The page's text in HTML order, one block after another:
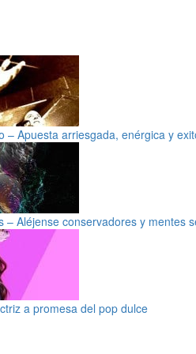
– Apuesta arriesgada, enérgica y
– Aléjense conservadores y mentes
a promesa del pop dulce